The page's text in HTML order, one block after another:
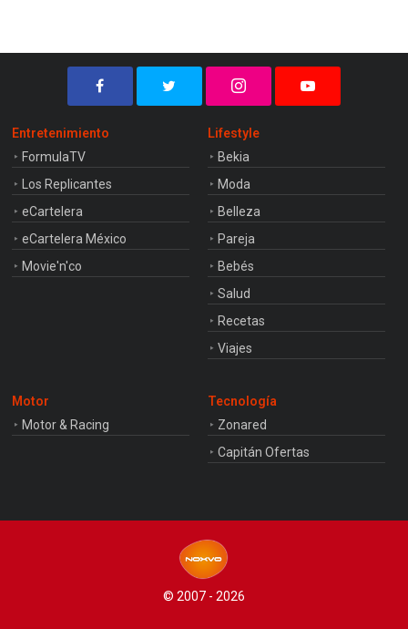
Entretenimiento
FormulaTV
Los Replicantes
eCartelera
eCartelera México
Movie'n'co
Lifestyle
Bekia
Moda
Belleza
Pareja
Bebés
Salud
Recetas
Viajes
Motor
Motor & Racing
Tecnología
Zonared
Capitán Ofertas
© 2007 - 2026